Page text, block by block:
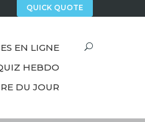
QUICK QUOTE
EN LIGNE
HEBDO
DU JOUR